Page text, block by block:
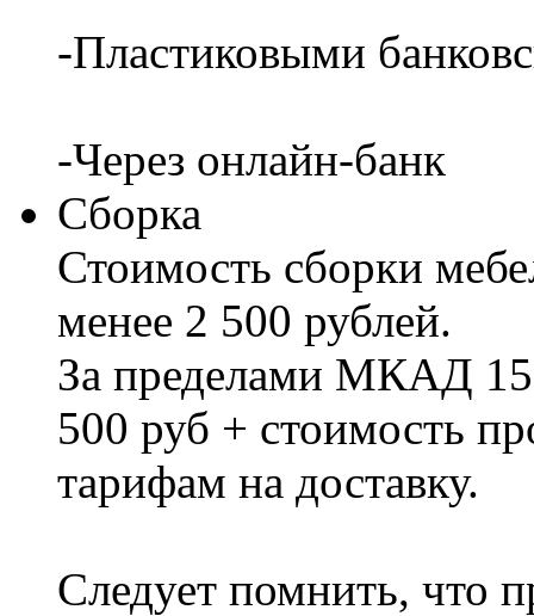
-Пластиковыми
-Через онлайн-банк
Сборка
Стоимость сборки
менее 2 500 рублей.
За пределами МКАД
500 руб + стоимость
тарифам на доставку.
Следует помнить, что